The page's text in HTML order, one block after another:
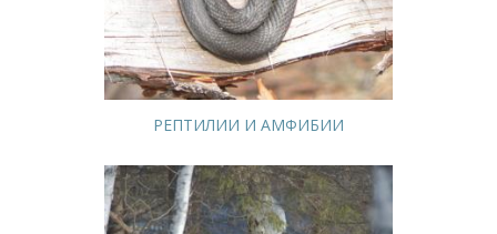
РЕПТИЛИИ И АМФИБИИ